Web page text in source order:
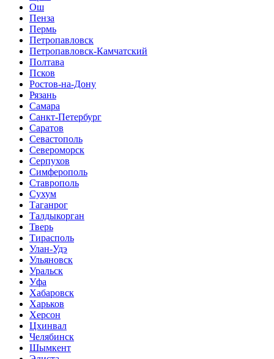
Ош
Пенза
Пермь
Петропавловск
Петропавловск-Камчатский
Полтава
Псков
Ростов-на-Дону
Рязань
Самара
Санкт-Петербург
Саратов
Севастополь
Североморск
Серпухов
Симферополь
Ставрополь
Сухум
Таганрог
Tалдыкорган
Тверь
Тирасполь
Улан-Удэ
Ульяновск
Уральск
Уфа
Хабаровск
Харьков
Херсон
Цхинвал
Челябинск
Шымкент